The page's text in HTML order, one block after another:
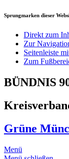
Sprungmarken dieser
Direkt zum
Zur
Seitenleiste
Zum
BÜNDNIS
Grüne
Menü